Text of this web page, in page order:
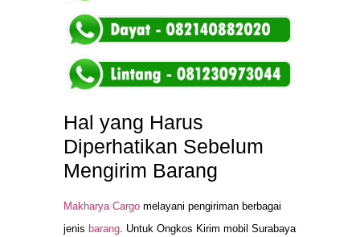
Hal yang Harus
Diperhatikan Sebelum
Mengirim Barang
Makharya Cargo melayani pengiriman berbagai
jenis barang . Untuk Ongkos Kirim mobil Surabaya